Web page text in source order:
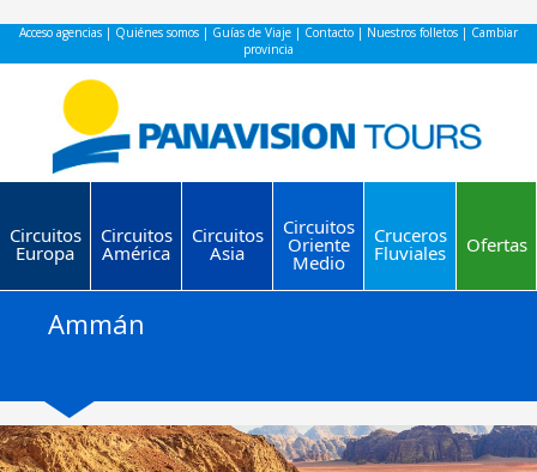
Acceso agencias | Quiénes somos | Guías de Viaje | Contacto | Nuestros folletos | Cambiar
provincia
Circuitos
Europa
Circuitos
América
Circuitos
Asia
Circuitos
Oriente
Medio
Cruceros
Fluviales Ofertas
Ammán